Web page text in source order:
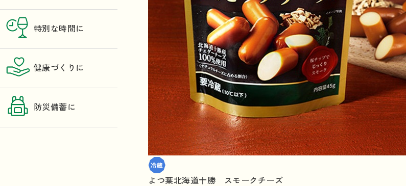
特別な時間に
健康づくりに
防災備蓄に
よつ葉北海道十勝 スモークチーズ